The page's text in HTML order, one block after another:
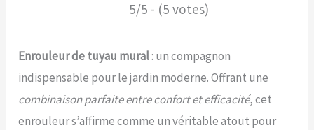
5/5 - (5 votes)
Enrouleur de tuyau mural: un compagnon
indispensable pour le jardin moderne. Offrant une
combinaison parfaite entre confort et efficacité, cet
enrouleur s’affirme comme un véritable atout pour